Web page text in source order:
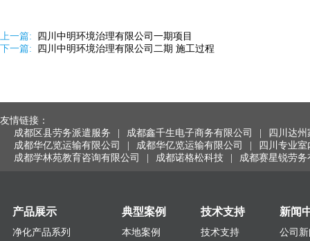
上一篇:
四川中明环境治理有限公司一期项目
下一篇:
四川中明环境治理有限公司二期 施工过程
友情链接：
成都区县劳务派遣服务
| 成都鑫千生电子商务有限公司 |
四川达州
成都华亿览运输有限公司
| 成都华亿览运输有限公司 |
四川专业
成都学林苑教育咨询有限公司
| 成都诺格松科技 | 成都赛星锐劳务
产品展示
净化产品系列
典型案例
本地案例
技术支持
技术支持
新闻
公司